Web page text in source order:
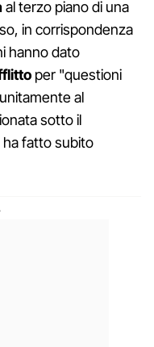
al terzo piano di una
in corrispondenza
hanno dato
per "questioni
al
sotto il
ha fatto subito